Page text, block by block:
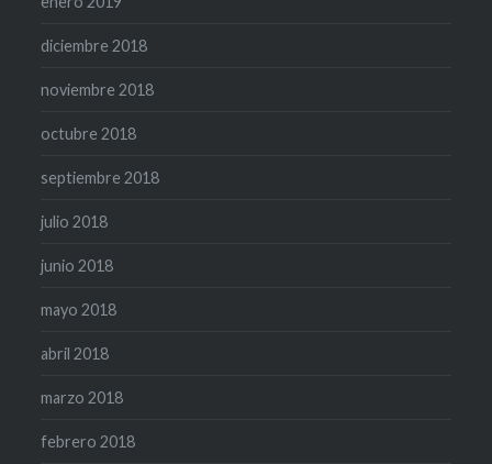
diciembre 2018
noviembre 2018
octubre 2018
septiembre 2018
julio 2018
junio 2018
mayo 2018
abril 2018
marzo 2018
febrero 2018